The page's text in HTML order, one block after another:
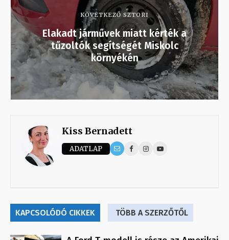
KÖVETKEZŐ SZTORI
Elakadt járművek miatt kérték a
tűzoltók segítségét Miskolc
környékén
Kiss Bernadett
ADATLAP
KAPCSOLÓDÓ CIKKEK TÖBB A SZERZŐTŐL